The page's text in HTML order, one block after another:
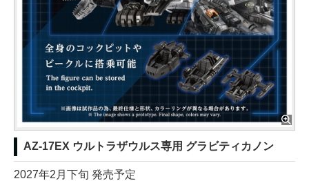
AZ-17EX ウルトラザウルス専用 グラビティカノン
2027年2月下旬 発売予定